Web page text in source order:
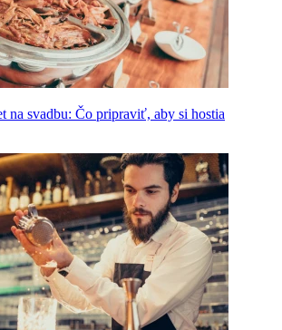
na svadbu: Čo pripraviť, aby si hostia